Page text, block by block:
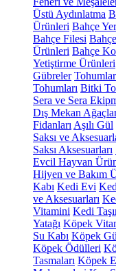
Üstü Aydınlatma
Ürünleri Bahçe
Bahçe Filesi
Ürünleri Bahçe
Yetiştirme Ürünleri
Gübreler Tohumlar
Tohumları Bitki
Sera ve Sera
Dış Mekan
Fidanları Aşılı Gül
Saksı ve
Saksı Aksesuarları
Evcil Hayvan
Hijyen ve Bakım
Kabı Kedi Evi
ve Aksesuarları
Vitamini Kedi
Yatağı Köpek
Su Kabı Köpek
Köpek Ödülleri
Tasmaları Köpek